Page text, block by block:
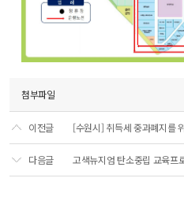
첨부파일
이전글 [수원시] 취득세 중과폐지를
다음글 고색뉴지엄 탄소중립 교육프